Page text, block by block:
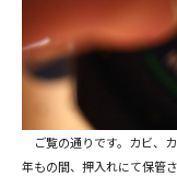
ご覧の通りです。カビ、
年もの間、押入れにて保管